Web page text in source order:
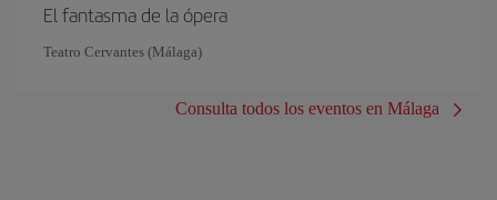
El fantasma de la ópera
Teatro Cervantes (Málaga)
Consulta todos los eventos en Málaga